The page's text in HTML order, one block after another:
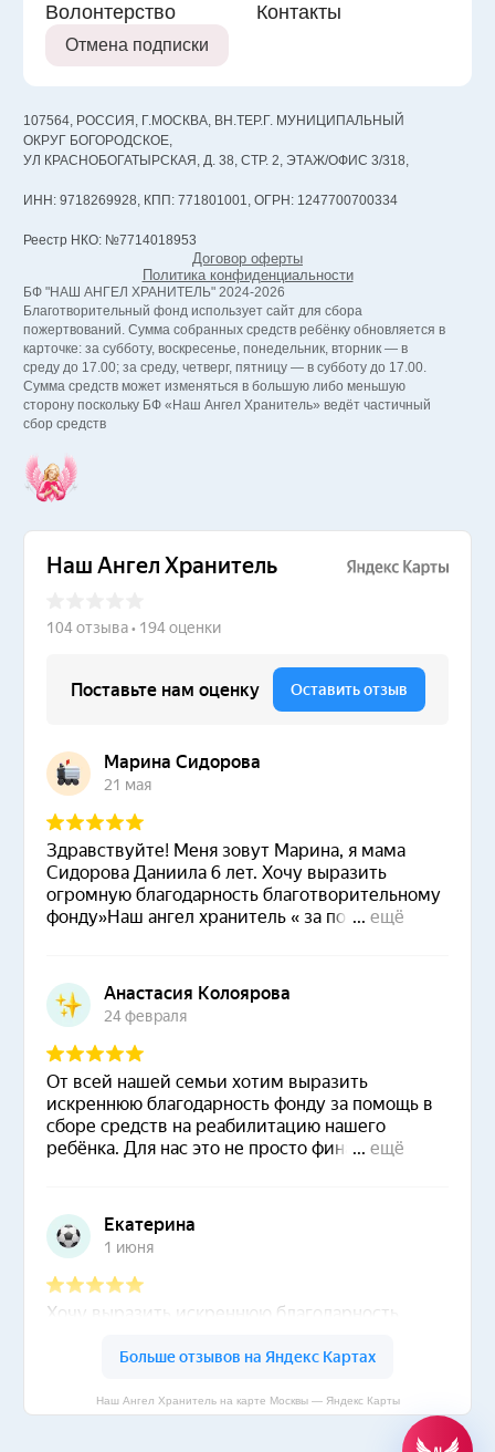
Волонтерство
Контакты
Отмена подписки
107564, РОССИЯ, Г.МОСКВА, ВН.ТЕР.Г. МУНИЦИПАЛЬНЫЙ
ОКРУГ БОГОРОДСКОЕ,
УЛ КРАСНОБОГАТЫРСКАЯ, Д. 38, СТР. 2, ЭТАЖ/ОФИС 3/318,
ИНН: 9718269928, КПП: 771801001, ОГРН: 1247700700334
Реестр НКО: №7714018953
Договор оферты
Политика конфиденциальности
БФ "НАШ АНГЕЛ ХРАНИТЕЛЬ" 2024-2026
Благотворительный фонд использует сайт для сбора
пожертвований. Сумма собранных средств ребёнку обновляется в
карточке: за субботу, воскресенье, понедельник, вторник — в
среду до 17.00; за среду, четверг, пятницу — в субботу до 17.00.
Сумма средств может изменяться в большую либо меньшую
сторону поскольку БФ «Наш Ангел Хранитель» ведёт частичный
сбор средств
Наш Ангел Хранитель на карте Москвы — Яндекс Карты